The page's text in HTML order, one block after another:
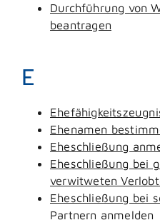
Durchführung von
beantragen
E
Ehenamen
Eheschließung
Eheschließung bei
verwitweten
Eheschließung bei
Partnern anmelden